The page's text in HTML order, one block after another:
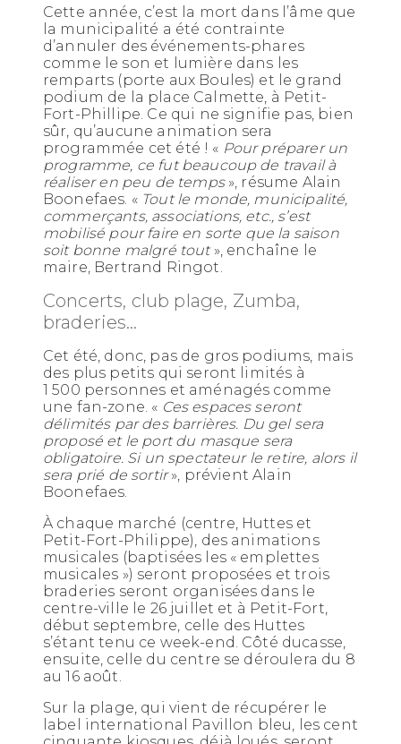
Cette année, c’est la mort dans l’âme que
la municipalité a été contrainte
d’annuler des événements-phares
comme le son et lumière dans les
remparts (porte aux Boules) et le grand
podium de la place Calmette, à Petit-
Fort-Phillipe. Ce qui ne signifie pas, bien
sûr, qu’aucune animation sera
programmée cet été ! « Pour préparer un
programme, ce fut beaucoup de travail à
réaliser en peu de temps», résume Alain
Boonefaes. « Tout le monde, municipalité,
commerçants, associations, etc., s’est
mobilisé pour faire en sorte que la saison
soit bonne malgré tout», enchaîne le
maire, Bertrand Ringot.
Concerts, club plage, Zumba,
braderies…
Cet été, donc, pas de gros podiums, mais
des plus petits qui seront limités à
1 500 personnes et aménagés comme
une fan-zone. « Ces espaces seront
délimités par des barrières. Du gel sera
proposé et le port du masque sera
obligatoire. Si un spectateur le retire, alors il
sera prié de sortir», prévient Alain
Boonefaes.
À chaque marché (centre, Huttes et
Petit-Fort-Philippe), des animations
musicales (baptisées les « emplettes
musicales ») seront proposées et trois
braderies seront organisées dans le
centre-ville le 26 juillet et à Petit-Fort,
début septembre, celle des Huttes
s’étant tenu ce week-end. Côté ducasse,
ensuite, celle du centre se déroulera du 8
au 16 août.
Sur la plage, qui vient de récupérer le
label international Pavillon bleu, les cent